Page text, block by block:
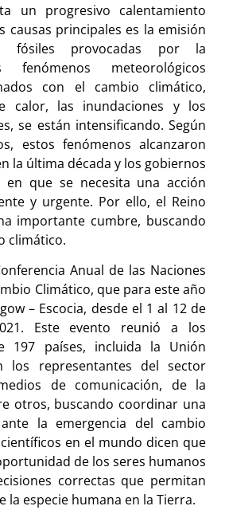
un progresivo calentamiento
causas principales es la emisión
fósiles provocadas por la
fenómenos meteorológicos
con el cambio climático,
calor, las inundaciones y los
se están intensificando. Según
estos fenómenos alcanzaron
la última década y los gobiernos
en que se necesita una acción
y urgente. Por ello, el Reino
importante cumbre, buscando
climático.
Anual de las Naciones
Climático, que para este año
– Escocia, desde el 1 al 12 de
Este evento reunió a los
197 países, incluida la Unión
los representantes del sector
de comunicación, de la
otros, buscando coordinar una
la emergencia del cambio
en el mundo dicen que
de los seres humanos
correctas que permitan
la especie humana en la Tierra.